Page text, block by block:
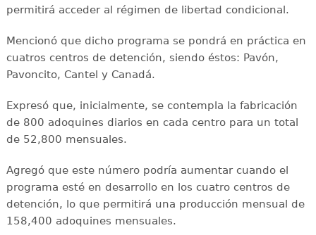
permitirá acceder al régimen de libertad condicional.
Mencionó que dicho programa se pondrá en práctica en
cuatros centros de detención, siendo éstos: Pavón,
Pavoncito, Cantel y Canadá.
Expresó que, inicialmente, se contempla la fabricación
de 800 adoquines diarios en cada centro para un total
de 52,800 mensuales.
Agregó que este número podría aumentar cuando el
programa esté en desarrollo en los cuatro centros de
detención, lo que permitirá una producción mensual de
158,400 adoquines mensuales.